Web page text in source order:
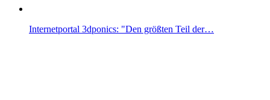
Internetportal 3dponics: "Den größten Teil der…